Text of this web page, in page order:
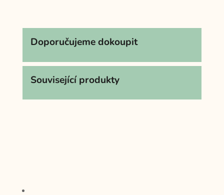
Doporučujeme dokoupit
Související produkty